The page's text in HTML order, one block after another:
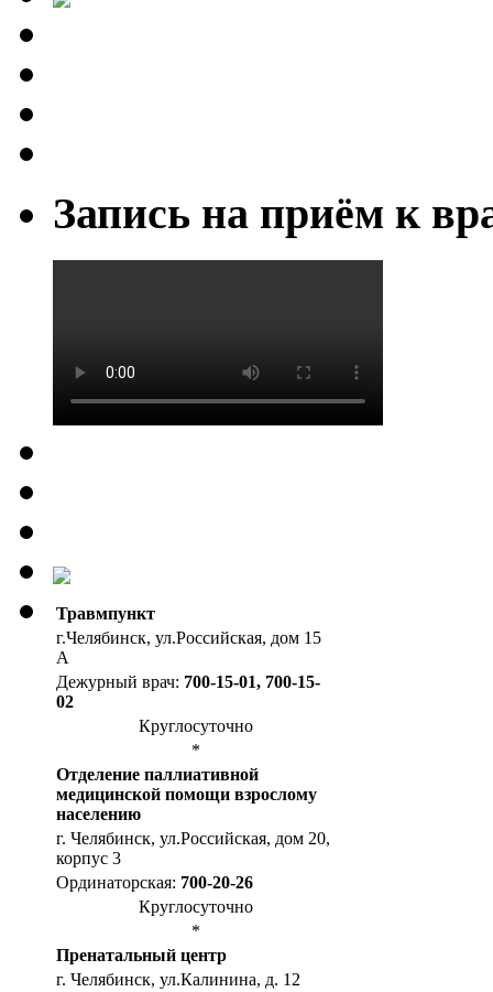
Запись на приём к
Травмпункт
г.Челябинск, ул.Российская, дом 15
А
Дежурный врач: 700-15-01, 700-15-
02
Круглосуточно
*
Отделение паллиативной
медицинской помощи взрослому
населению
г. Челябинск, ул.Российская, дом 20,
корпус 3
Ординаторская: 700-20-26
Круглосуточно
*
Пренатальный центр
г. Челябинск, ул.Калинина, д. 12